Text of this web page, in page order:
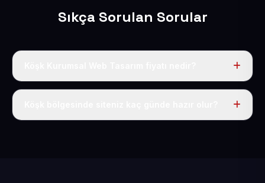
Sıkça Sorulan Sorular
Tek fiyat uygulanır: yıllık 50 USD + KDV. Bu bedele alan